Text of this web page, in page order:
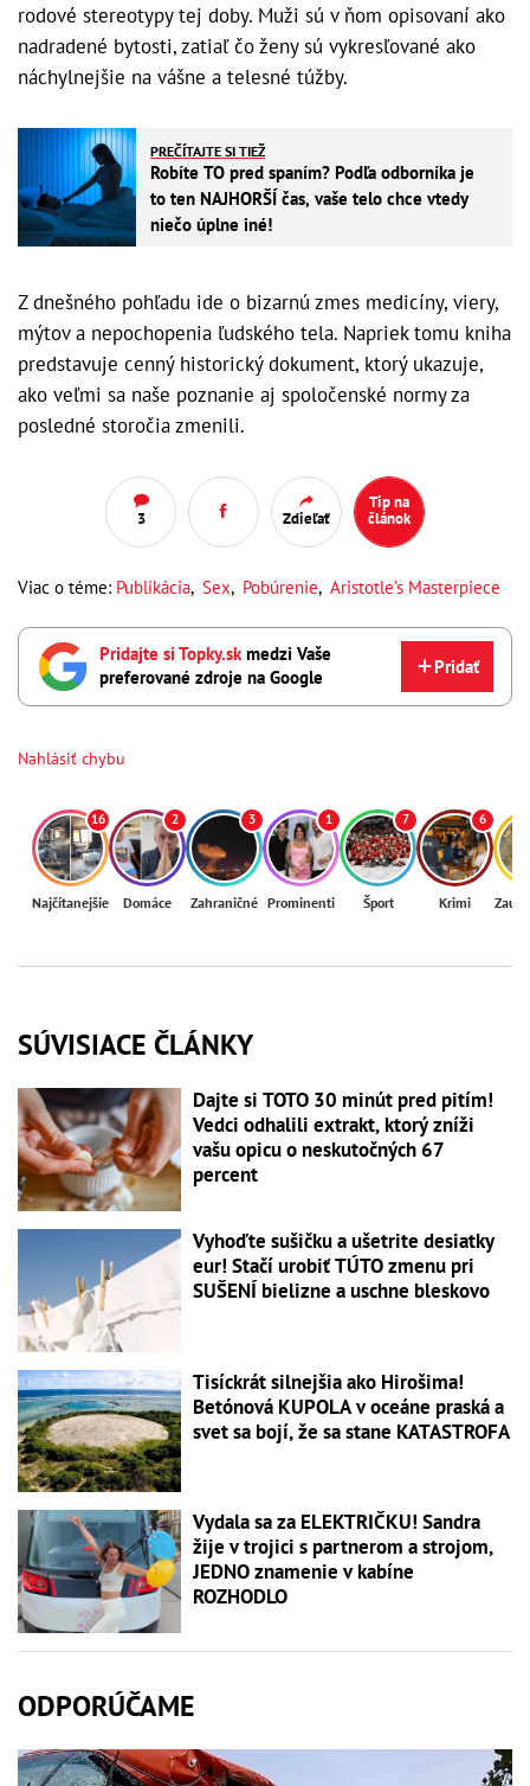
rodové stereotypy tej doby. Muži sú v ňom opisovaní ako
nadradené bytosti, zatiaľ čo ženy sú vykresľované ako
náchylnejšie na vášne a telesné túžby.
PREČÍTAJTE SI TIEŽ
Robíte TO pred spaním? Podľa odborníka je
to ten NAJHORŠÍ čas, vaše telo chce vtedy
niečo úplne iné!
Z dnešného pohľadu ide o bizarnú zmes medicíny, viery,
mýtov a nepochopenia ľudského tela. Napriek tomu kniha
predstavuje cenný historický dokument, ktorý ukazuje,
ako veľmi sa naše poznanie aj spoločenské normy za
posledné storočia zmenili.
3 Zdieľať
Tip na
článok
Viac o téme: Publikácia, Sex, Pobúrenie, Aristotle’s Masterpiece
Pridajte si Topky.skmedzi Vaše
preferované zdroje na Google
Pridať
Nahlásiť chybu
16
Najčítanejšie
2
Domáce
3
Zahraničné
1
Prominenti
7
Šport
6
Krimi
SÚVISIACE ČLÁNKY
Dajte si TOTO 30 minút pred pitím!
Vedci odhalili extrakt, ktorý zníži
vašu opicu o neskutočných 67
percent
Vyhoďte sušičku a ušetrite desiatky
eur! Stačí urobiť TÚTO zmenu pri
SUŠENÍ bielizne a uschne bleskovo
Tisíckrát silnejšia ako Hirošima!
Betónová KUPOLA v oceáne praská a
svet sa bojí, že sa stane KATASTROFA
Vydala sa za ELEKTRIČKU! Sandra
žije v trojici s partnerom a strojom,
JEDNO znamenie v kabíne
ROZHODLO
ODPORÚČAME